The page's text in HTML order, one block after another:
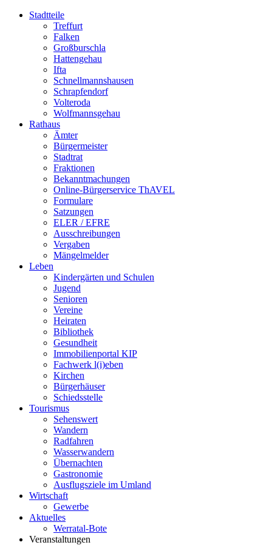
Stadtteile
Treffurt
Falken
Großburschla
Hattengehau
Ifta
Schnellmannshausen
Schrapfendorf
Volteroda
Wolfmannsgehau
Rathaus
Ämter
Bürgermeister
Stadtrat
Fraktionen
Bekanntmachungen
Online-Bürgerservice ThAVEL
Formulare
Satzungen
ELER / EFRE
Ausschreibungen
Vergaben
Mängelmelder
Leben
Kindergärten und Schulen
Jugend
Senioren
Vereine
Heiraten
Bibliothek
Gesundheit
Immobilienportal KIP
Fachwerk l(i)eben
Kirchen
Bürgerhäuser
Schiedsstelle
Tourismus
Sehenswert
Wandern
Radfahren
Wasserwandern
Übernachten
Gastronomie
Ausflugsziele im Umland
Wirtschaft
Gewerbe
Aktuelles
Werratal-Bote
Veranstaltungen